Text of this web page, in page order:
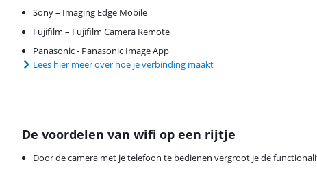
Sony – Imaging Edge Mobile
Fujifilm – Fujifilm Camera Remote
Panasonic - Panasonic Image App
Lees hier meer over hoe je verbinding maakt
De voordelen van wifi op een rijtje
Door de camera met je telefoon te bedienen vergroot je de